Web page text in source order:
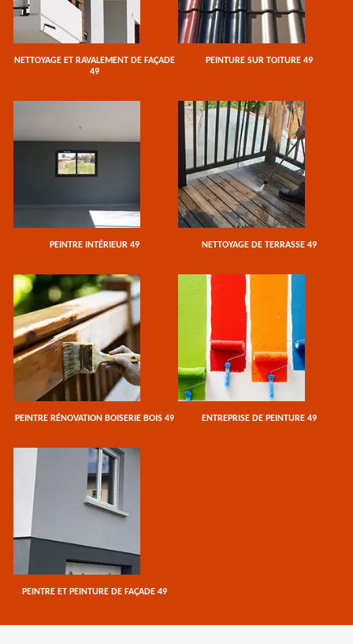
NETTOYAGE ET RAVALEMENT DE FAÇADE
49
PEINTURE SUR TOITURE 49
PEINTRE INTÉRIEUR 49 NETTOYAGE DE TERRASSE 49
PEINTRE RÉNOVATION BOISERIE BOIS 49 ENTREPRISE DE PEINTURE 49
PEINTRE ET PEINTURE DE FAÇADE 49